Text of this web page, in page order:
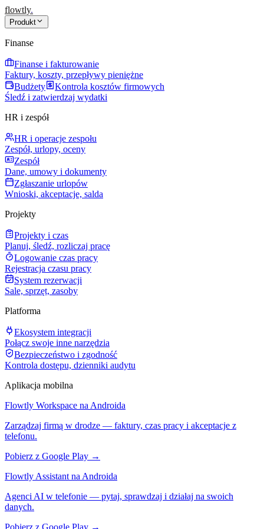
flowtly.
Produkt
Finanse
Finanse i fakturowanie
Faktury, koszty, przepływy pieniężne
Budżety
Kontrola kosztów firmowych
Śledź i zatwierdzaj wydatki
HR i zespół
HR i operacje zespołu
Zespół, urlopy, oceny
Zespół
Dane, umowy i dokumenty
Zgłaszanie urlopów
Wnioski, akceptacje, salda
Projekty
Projekty i czas
Planuj, śledź, rozliczaj pracę
Logowanie czas pracy
Rejestracja czasu pracy
System rezerwacji
Sale, sprzęt, zasoby
Platforma
Ekosystem integracji
Połącz swoje inne narzędzia
Bezpieczeństwo i zgodność
Kontrola dostępu, dzienniki audytu
Aplikacja mobilna
Flowtly Workspace na Androida
Zarządzaj firmą w drodze — faktury, czas pracy i akceptacje z
telefonu.
Pobierz z Google Play →
Flowtly Assistant na Androida
Agenci AI w telefonie — pytaj, sprawdzaj i działaj na swoich
danych.